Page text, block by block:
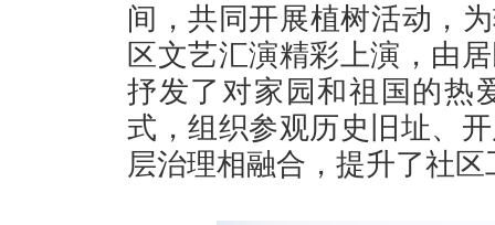
间，共同开展植树活动，
区文艺汇演精彩上演，由
抒发了对家园和祖国的热
式，组织参观历史旧址、
层治理相融合，提升了社